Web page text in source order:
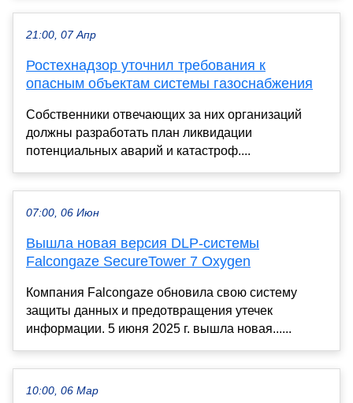
21:00, 07 Апр
Ростехнадзор уточнил требования к
опасным объектам системы газоснабжения
Собственники отвечающих за них организаций
должны разработать план ликвидации
потенциальных аварий и катастроф....
07:00, 06 Июн
Вышла новая версия DLP-системы
Falcongaze SecureTower 7 Oxygen
Компания Falcongaze обновила свою систему
защиты данных и предотвращения утечек
информации. 5 июня 2025 г. вышла новая......
10:00, 06 Мар